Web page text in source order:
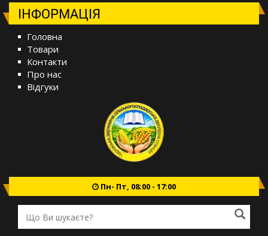
ІНФОРМАЦІЯ
Головна
Товари
Контакти
Про нас
Відгуки
Пн- Пт, 08:00 - 17:00